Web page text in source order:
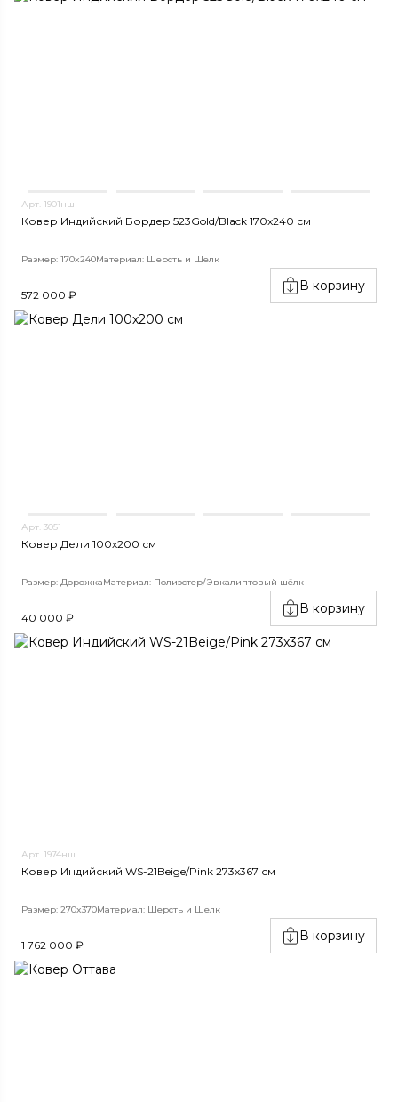
Арт. 1901нш
Ковер Индийский Бордер 523Gold/Black 170x240 см
Размер: 170x240Материал: Шерсть и Шелк
572 000 ₽
В корзину
Арт. 3051
Ковер Дели 100х200 см
Размер: ДорожкаМатериал: Полиэстер/Эвкалиптовый шёлк
40 000 ₽
В корзину
Арт. 1974нш
Ковер Индийский WS-21Beige/Pink 273x367 см
Размер: 270x370Материал: Шерсть и Шелк
1 762 000 ₽
В корзину